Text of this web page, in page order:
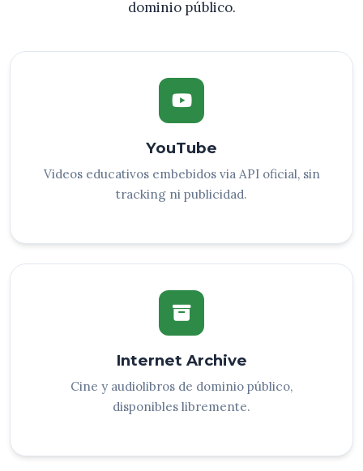
dominio público.
YouTube
Videos educativos embebidos via API oficial, sin
tracking ni publicidad.
Internet Archive
Cine y audiolibros de dominio público,
disponibles libremente.